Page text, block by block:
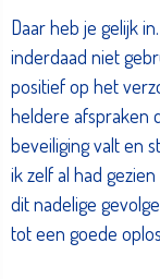
Daar heb je gelijk
inderdaad niet
positief op het
heldere afspraken
beveiliging valt en
ik zelf al had
dit nadelige
tot een goede